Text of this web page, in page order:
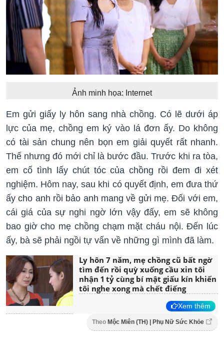
Ảnh minh họa: Internet
Em gửi giấy ly hôn sang nhà chồng. Có lẽ dưới áp
lực của mẹ, chồng em ký vào lá đơn ấy. Do không
có tài sản chung nên bọn em giải quyết rất nhanh.
Thế nhưng đó mới chỉ là bước đầu. Trước khi ra tòa,
em cố tình lấy chút tóc của chồng rồi đem đi xét
nghiệm. Hôm nay, sau khi có quyết định, em đưa thứ
ấy cho anh rồi bảo anh mang về gửi mẹ. Đối với em,
cái giá của sự nghi ngờ lớn vậy đấy, em sẽ không
bao giờ cho mẹ chồng chạm mặt cháu nội. Đến lúc
ấy, bà sẽ phải ngồi tự vấn về những gì mình đã làm.
Ly hôn 7 năm, mẹ chồng cũ bất ngờ
tìm đến rồi quỳ xuống cầu xin tôi
nhận 1 tỷ cùng bí mật giấu kín khiến
tôi nghe xong mà chết điếng
Xem thêm
Theo Mộc Miên (TH) | Phụ Nữ Sức Khỏe